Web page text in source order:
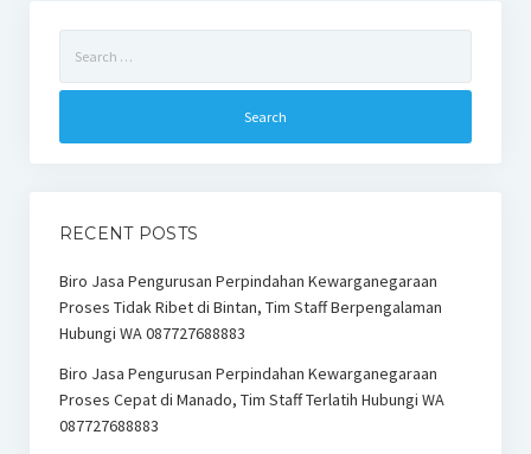
for:
RECENT POSTS
Biro Jasa Pengurusan Perpindahan Kewarganegaraan
Proses Tidak Ribet di Bintan, Tim Staff Berpengalaman
Hubungi WA 087727688883
Biro Jasa Pengurusan Perpindahan Kewarganegaraan
Proses Cepat di Manado, Tim Staff Terlatih Hubungi WA
087727688883